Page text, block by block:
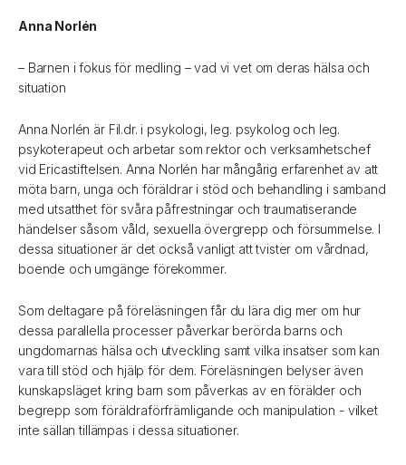
Anna Norlén
– Barnen i fokus för medling – vad vi vet om deras hälsa och
situation
Anna Norlén är Fil.dr. i psykologi, leg. psykolog och leg.
psykoterapeut och arbetar som rektor och verksamhetschef
vid Ericastiftelsen. Anna Norlén har mångårig erfarenhet av att
möta barn, unga och föräldrar i stöd och behandling i samband
med utsatthet för svåra påfrestningar och traumatiserande
händelser såsom våld, sexuella övergrepp och försummelse. I
dessa situationer är det också vanligt att tvister om vårdnad,
boende och umgänge förekommer.
Som deltagare på föreläsningen får du lära dig mer om hur
dessa parallella processer påverkar berörda barns och
ungdomarnas hälsa och utveckling samt vilka insatser som kan
vara till stöd och hjälp för dem. Föreläsningen belyser även
kunskapsläget kring barn som påverkas av en förälder och
begrepp som föräldraförfrämligande och manipulation - vilket
inte sällan tillämpas i dessa situationer.